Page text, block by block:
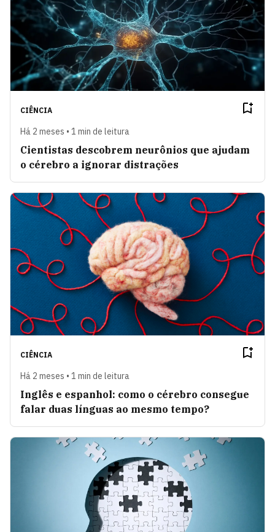
CIÊNCIA
Há 2 meses • 1 min de leitura
Cientistas descobrem neurônios que ajudam
o cérebro a ignorar distrações
CIÊNCIA
Há 2 meses • 1 min de leitura
Inglês e espanhol: como o cérebro consegue
falar duas línguas ao mesmo tempo?